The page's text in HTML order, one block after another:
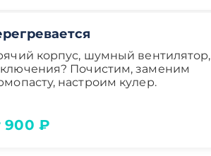
корпус, шумный вентилятор,
Почистим, заменим
настроим кулер.
900 ₽